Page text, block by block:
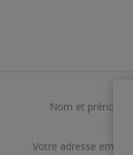
Nom et prénom
Votre adresse email